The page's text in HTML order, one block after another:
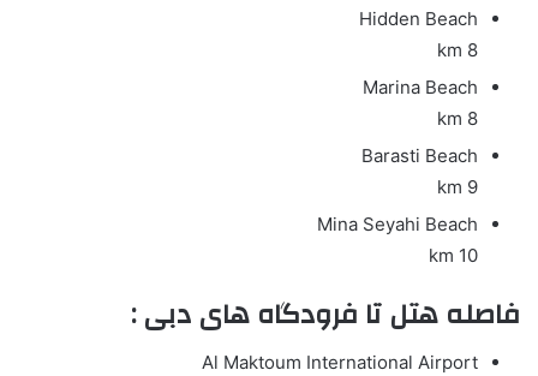
Hidden Beach
8 km
Marina Beach
8 km
Barasti Beach
9 km
Mina Seyahi Beach
10 km
فاصله هتل تا فرودگاه های دبی :
Al Maktoum International Airport